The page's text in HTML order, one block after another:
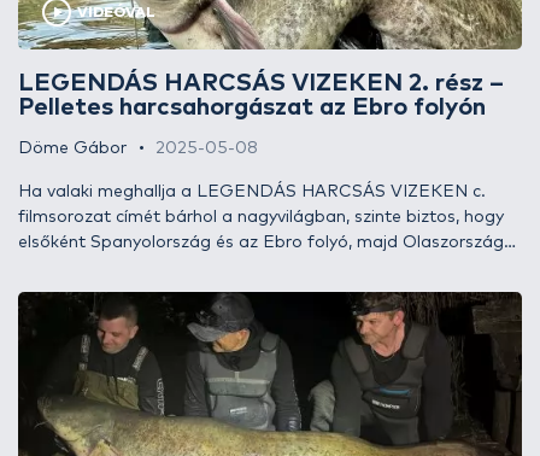
VIDEÓVAL
LEGENDÁS HARCSÁS VIZEKEN 2. rész –
Pelletes harcsahorgászat az Ebro folyón
Döme Gábor 2025-05-08
Ha valaki meghallja a LEGENDÁS HARCSÁS VIZEKEN c.
filmsorozat címét bárhol a nagyvilágban, szinte biztos, hogy
elsőként Spanyolország és az Ebro folyó, majd Olaszország